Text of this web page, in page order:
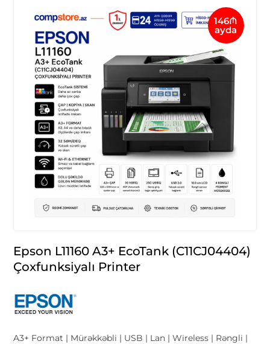
146₼
ayda
Epson L11160 A3+ EcoTank (C11CJ04404)
Çoxfunksiyalı Printer
A3+ Format | Mürəkkəbli | USB | Lan | Wireless | Rəngli |